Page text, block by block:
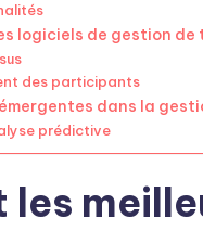
logiciels de gestion de
des participants
dans la
prédictive
les